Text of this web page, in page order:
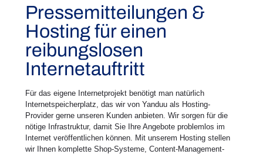
Pressemitteilungen &
Hosting für einen
reibungslosen
Internetauftritt
Für das eigene Internetprojekt benötigt man natürlich
Internetspeicherplatz, das wir von Yanduu als Hosting-
Provider gerne unseren Kunden anbieten. Wir sorgen für die
nötige Infrastruktur, damit Sie Ihre Angebote problemlos im
Internet veröffentlichen können. Mit unserem Hosting stellen
wir Ihnen komplette Shop-Systeme, Content-Management-